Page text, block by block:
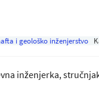
i geološko inženjerstvo
inženjerka,